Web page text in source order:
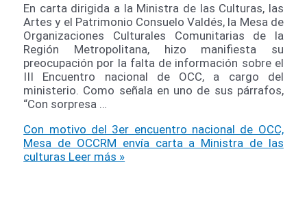
En carta dirigida a la Ministra de las Culturas, las
Artes y el Patrimonio Consuelo Valdés, la Mesa de
Organizaciones Culturales Comunitarias de la
Región Metropolitana, hizo manifiesta su
preocupación por la falta de información sobre el
III Encuentro nacional de OCC, a cargo del
ministerio. Como señala en uno de sus párrafos,
“Con sorpresa …
Con motivo del 3er encuentro nacional de OCC,
Mesa de OCCRM envía carta a Ministra de las
culturas Leer más »